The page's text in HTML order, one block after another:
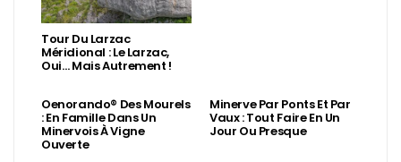
Tour Du Larzac
Méridional : Le Larzac,
Oui… Mais Autrement !
Oenorando® Des Mourels
: En Famille Dans Un
Minervois À Vigne
Ouverte
Minerve Par Ponts Et Par
Vaux : Tout Faire En Un
Jour Ou Presque